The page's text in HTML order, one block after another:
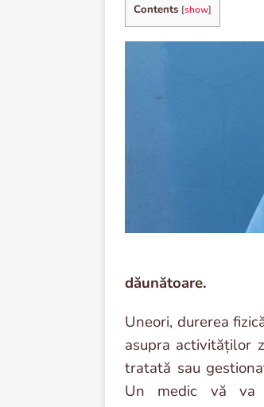
Contents [show]
dăunătoare.
Uneori, durerea
asupra activităților
tratată sau
Un medic vă va